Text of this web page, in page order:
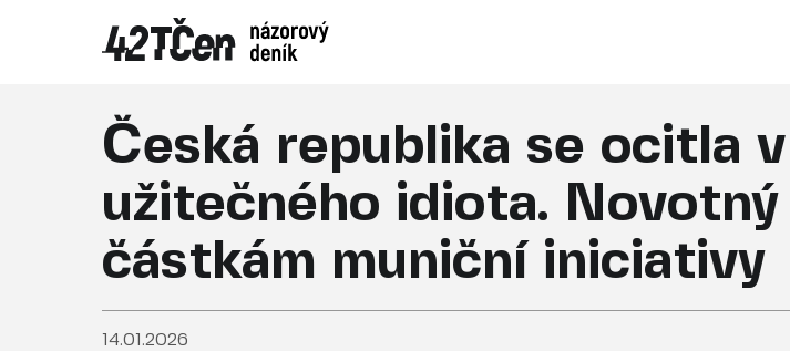
Česká republika se ocitla
užitečného idiota.
částkám muniční iniciativy
14.01.2026